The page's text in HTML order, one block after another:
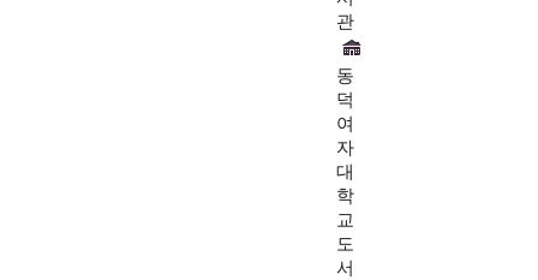
관
동
덕
여
자
대
학
교
도
서